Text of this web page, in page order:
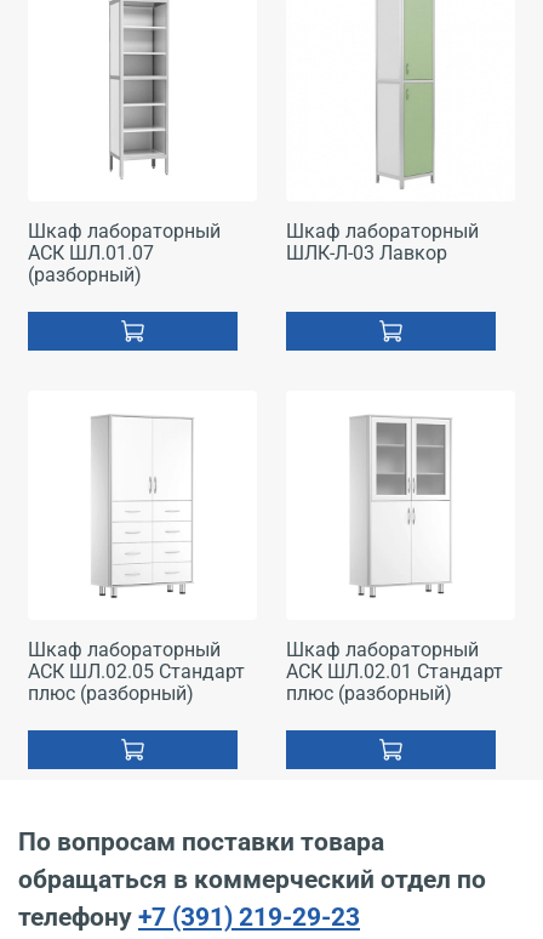
Шкаф лабораторный
АСК ШЛ.01.07
(разборный)
Шкаф лабораторный
ШЛК-Л-03 Лавкор
Шкаф лабораторный
АСК ШЛ.02.05 Стандарт
плюс (разборный)
Шкаф лабораторный
АСК ШЛ.02.01 Стандарт
плюс (разборный)
По вопросам поставки товара
обращаться в коммерческий отдел по
телефону +7 (391) 219-29-23